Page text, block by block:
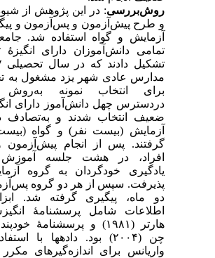
روش‌بررسی: در این پژوهش از شیوهٔ
و طرح پیش‌آزمون و پس‌آزمون و
آزمایش و گواه استفاده شد.
تمامی دانش‌آموزان دارای انگیزهٔ
مدارس عادی شهر یزد مشغول به
برای انتخاب نمونه به‌روش
دردسترس چهل دانش‌آموز دارای
ضعیف انتخاب شدند و به‌تصادف
آزمایش (بیست نفر) و گواه (بیست
گرفتند. پس از انجام پیش‌آزمون و
افراد، در هشت جلسه آموزش
یادگیری خودگردان به گروه
پذیرفت. سپس از هر دو گروه
دو ماه، پیگیری گرفته شد.
اطلاعات شامل پرسشنامهٔ
هارتر (۱۹۸۱) و پرسشنامهٔ
چن (۲۰۰۴) بود. داده‏ها با
واریانس برای اندازه‌گیرهای مکرر